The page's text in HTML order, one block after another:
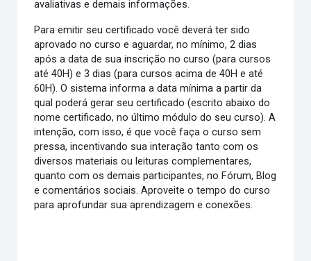
avaliativas e demais informações.
Para emitir seu certificado você deverá ter sido
aprovado no curso e aguardar, no mínimo, 2 dias
após a data de sua inscrição no curso (para cursos
até 40H) e 3 dias (para cursos acima de 40H e até
60H). O sistema informa a data mínima a partir da
qual poderá gerar seu certificado (escrito abaixo do
nome certificado, no último módulo do seu curso). A
intenção, com isso, é que você faça o curso sem
pressa, incentivando sua interação tanto com os
diversos materiais ou leituras complementares,
quanto com os demais participantes, no Fórum, Blog
e comentários sociais. Aproveite o tempo do curso
para aprofundar sua aprendizagem e conexões.